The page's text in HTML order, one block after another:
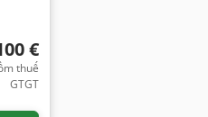
€
thuế
GTGT